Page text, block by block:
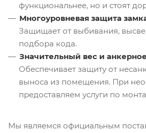
функциональнее, но и стоят
Многоуровневая защита
Защищает от выбивания,
подбора кода.
Значительный вес и
Обеспечивает защиту от
выноса из помещения. При
предоставляем услуги по
Мы являемся официальным